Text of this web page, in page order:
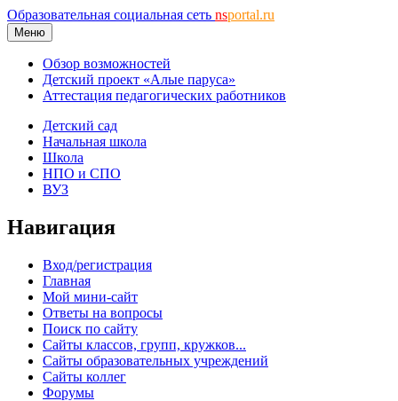
Образовательная социальная сеть nsportal.ru
Меню
Обзор возможностей
Детский проект «Алые паруса»
Аттестация педагогических работников
Детский сад
Начальная школа
Школа
НПО и СПО
ВУЗ
Навигация
Вход/регистрация
Главная
Мой мини-сайт
Ответы на вопросы
Поиск по сайту
Сайты классов, групп, кружков...
Сайты образовательных учреждений
Сайты коллег
Форумы